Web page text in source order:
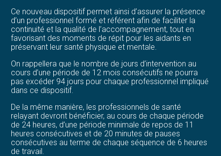
Ce nouveau dispositif permet ainsi d’assurer la présence
d’un professionnel formé et référent afin de faciliter la
continuité et la qualité de l’accompagnement, tout en
favorisant des moments de répit pour les aidants en
préservant leur santé physique et mentale.
On rappellera que le nombre de jours d’intervention au
cours d’une période de 12 mois consécutifs ne pourra
pas excéder 94 jours pour chaque professionnel impliqué
dans ce dispositif.
De la même manière, les professionnels de santé
relayant devront bénéficier, au cours de chaque période
de 24 heures, d’une période minimale de repos de 11
heures consécutives et de 20 minutes de pauses
consécutives au terme de chaque séquence de 6 heures
de travail.